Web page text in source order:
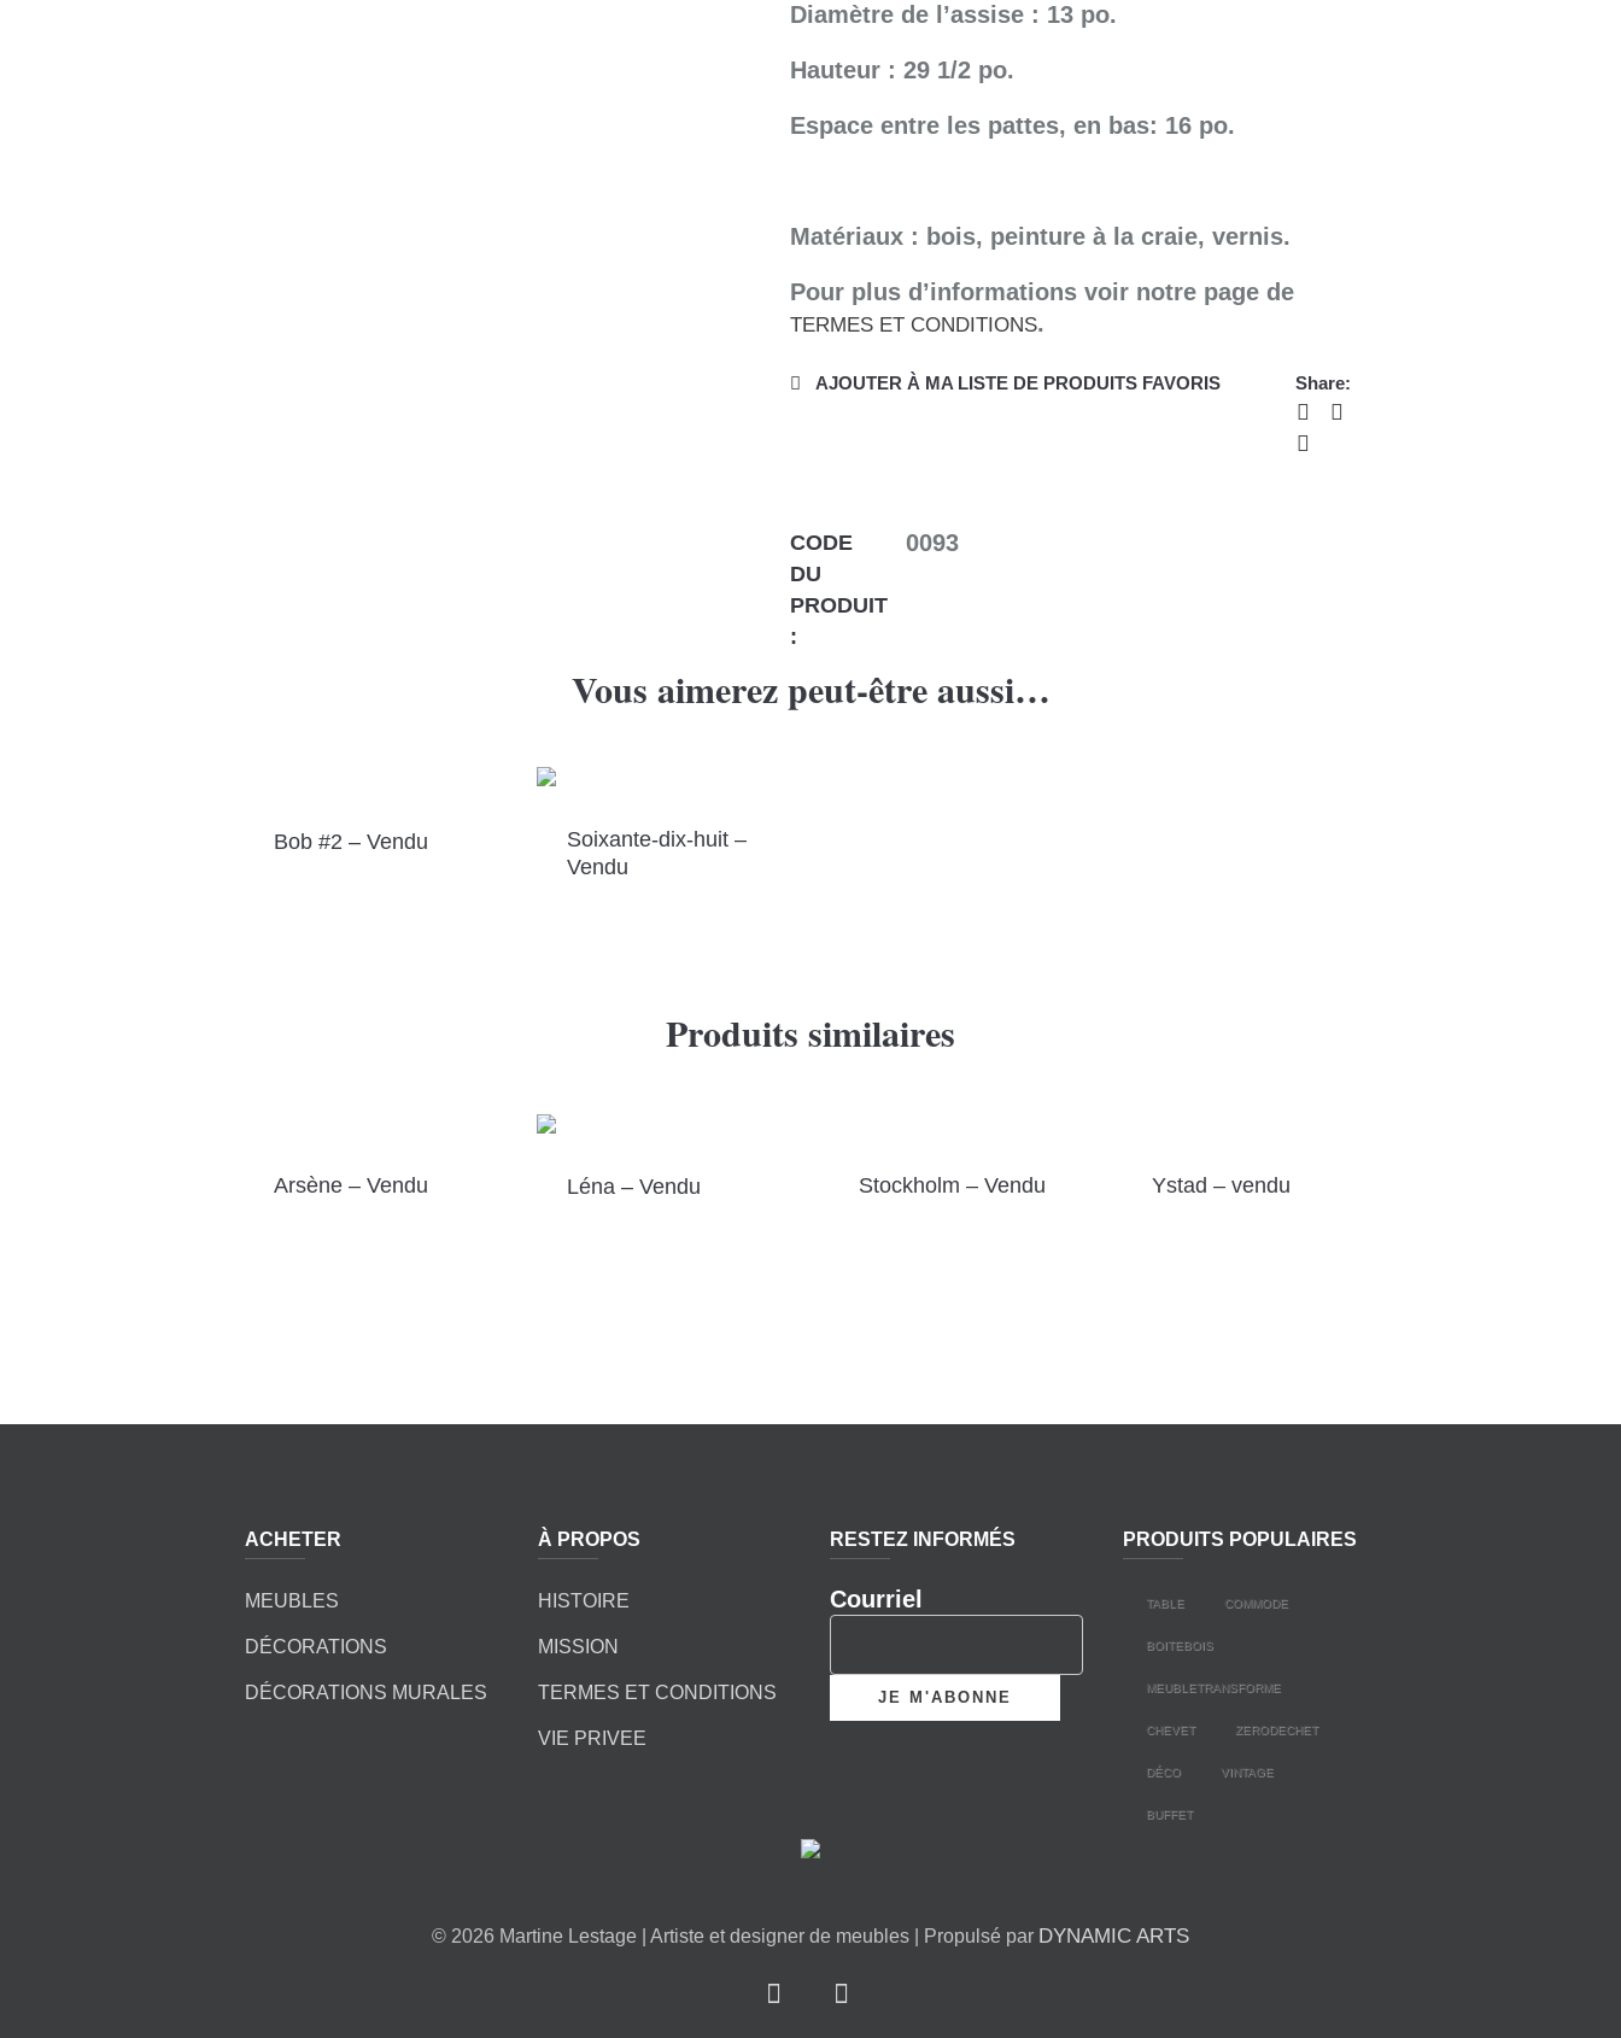
Diamètre de l’assise : 13 po.
Hauteur : 29 1/2 po.
Espace entre les pattes, en bas: 16 po.
Matériaux : bois, peinture à la craie, vernis.
Pour plus d’informations voir notre page de
TERMES ET CONDITIONS.
AJOUTER À MA LISTE DE PRODUITS FAVORIS
CODE
DU
PRODUIT
:
0093
Vous aimerez peut-être aussi…
Bob #2 – Vendu
Soixante-dix-huit –
Vendu
Produits similaires
Arsène – Vendu Léna – Vendu Stockholm – Vendu Ystad – vendu
ACHETER
MEUBLES
DÉCORATIONS
DÉCORATIONS MURALES
À PROPOS
HISTOIRE
MISSION
TERMES ET CONDITIONS
VIE PRIVEE
RESTEZ INFORMÉS
Courriel
PRODUITS POPULAIRES
TABLE COMMODE
BOITEBOIS
MEUBLETRANSFORME
CHEVET ZERODECHET
DÉCO VINTAGE
BUFFET
© 2026 Martine Lestage | Artiste et designer de meubles | Propulsé par DYNAMIC ARTS